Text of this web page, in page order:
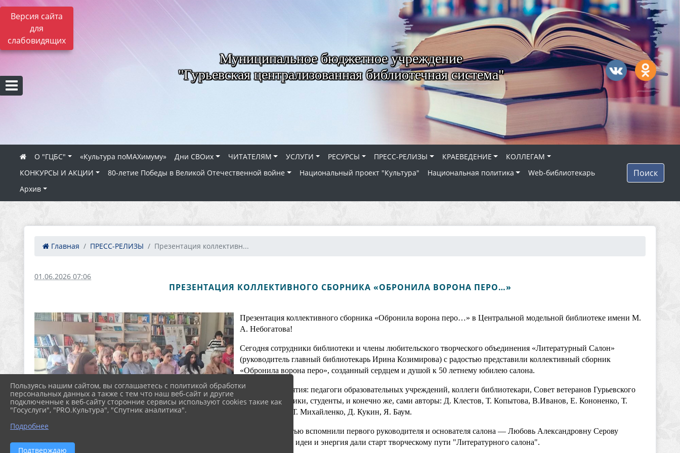
Версия сайта
для
слабовидящих
Муниципальное бюджетное учреждение
"Гурьевская централизованная библиотечная система"
О "ГЦБС" «Культура поMAXимуму» Дни СВОих ЧИТАТЕЛЯМ УСЛУГИ РЕСУРСЫ ПРЕСС-РЕЛИЗЫ КРАЕВЕДЕНИЕ
КОЛЛЕГАМ
КОНКУРСЫ И АКЦИИ
80‑летие Победы в Великой Отечественной войне Национальный проект "Культура" Национальная политика
Web-библиотекарь
Архив
Поиск
Главная ПРЕСС-РЕЛИЗЫ Презентация коллективн...
01.06.2026 07:06
ПРЕЗЕНТАЦИЯ КОЛЛЕКТИВНОГО СБОРНИКА «ОБРОНИЛА ВОРОНА ПЕРО…»
Презентация коллективного сборника «Обронила ворона перо…» в Центральной модельной библиотеке имени М.
А. Небогатова!
Сегодня сотрудники библиотеки и члены любительского творческого объединения «Литературный Салон»
(руководитель главный библиотекарь Ирина Козимирова) с радостью представили коллективный сборник
«Обронила ворона перо», созданный сердцем и душой к 50 летнему юбилею салона.
Гости мероприятия: педагоги образовательных учреждений, коллеги библиотекари, Совет ветеранов Гурьевского
округа, школьники, студенты, и конечно же, сами авторы: Д. Клестов, Т. Копытова, В.Иванов, Е. Кононенко, Т.
Котельникова, Т. Михайленко, Д. Кукин, Я. Баум.
С благодарностью вспомнили первого руководителя и основателя салона — Любовь Александровну Серову
(Старцеву), чьи идеи и энергия дали старт творческому пути "Литературного салона".
Пользуясь нашим сайтом, вы соглашаетесь с политикой обработки
персональных данных а также с тем что наш веб-сайт и другие
подключенные к веб-сайту сторонние сервисы используют cookies такие как
"Госуслуги", "PRO.Культура", "Спутник аналитика".
Подробнее
Подтверждаю